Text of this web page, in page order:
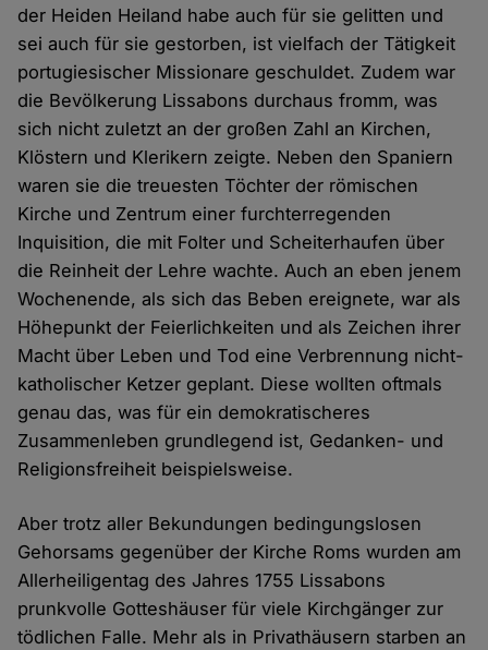
der Heiden Heiland habe auch für sie gelitten und
sei auch für sie gestorben, ist vielfach der Tätigkeit
portugiesischer Missionare geschuldet. Zudem war
die Bevölkerung Lissabons durchaus fromm, was
sich nicht zuletzt an der großen Zahl an Kirchen,
Klöstern und Klerikern zeigte. Neben den Spaniern
waren sie die treuesten Töchter der römischen
Kirche und Zentrum einer furchterregenden
Inquisition, die mit Folter und Scheiterhaufen über
die Reinheit der Lehre wachte. Auch an eben jenem
Wochenende, als sich das Beben ereignete, war als
Höhepunkt der Feierlichkeiten und als Zeichen ihrer
Macht über Leben und Tod eine Verbrennung nicht-
katholischer Ketzer geplant. Diese wollten oftmals
genau das, was für ein demokratischeres
Zusammenleben grundlegend ist, Gedanken- und
Religionsfreiheit beispielsweise.
Aber trotz aller Bekundungen bedingungslosen
Gehorsams gegenüber der Kirche Roms wurden am
Allerheiligentag des Jahres 1755 Lissabons
prunkvolle Gotteshäuser für viele Kirchgänger zur
tödlichen Falle. Mehr als in Privathäusern starben an